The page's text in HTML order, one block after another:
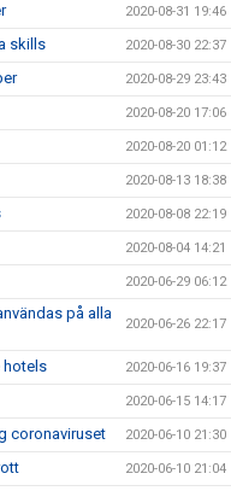
2020-08-31 19:46
skills 2020-08-30 22:37
2020-08-29 23:43
2020-08-20 17:06
2020-08-20 01:12
2020-08-13 18:38
2020-08-08 22:19
2020-08-04 14:21
2020-06-29 06:12
på alla
2020-06-26 22:17
hotels 2020-06-16 19:37
2020-06-15 14:17
coronaviruset 2020-06-10 21:30
2020-06-10 21:04